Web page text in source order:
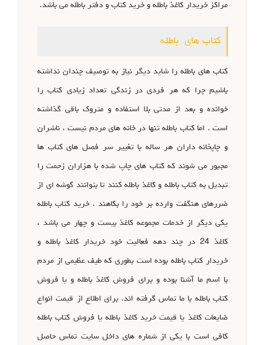
مراکز خریدار کاغذ باطله و خرید کتاب و دفتر باطله می باشد.
کتاب های باطله
کتاب های باطله را شاید دیگر نیاز به توصیف چندان نداشته
باشیم چرا که هر فردی در زندگی تعداد زیادی کتاب را
خوانده و بعد از مدتی بلا استفاده و متروک باقی گذاشته
است . اما کتاب باطله تنها در خانه های مردم نیست ، ناشران
و چاپخانه داران هر ساله با تغییر سر فصل های کتاب ها
مجبور می شوند که کتاب های چاپ شده با هزاران زحمت را
تبدیل به کتاب باطله و کاغذ باطله کنند تا بتوانند گوشه ای از
ضررهای هنگفت وارده بر خود را بکاهند . خرید کتاب باطله
یکی دیگر از خدمات مجموعه کاغذ بیست و چهار می باشد ،
کاغذ 24 در چند دهه فعالیت خود خریدار کاغذ باطله و
خریدار کتاب باطله بوده است بطوری که طیف عظیمی از مردم
با اسم ما آشنا بوده و برای فروش کاغذ باطله و یا فروش
کتاب باطله با ما تماس گرفته اند. برای اطلاع از قیمت انواع
ضایعات کاغذ یا قیمت خرید کاغذ باطله یا فروش کتاب باطله
کافی است با یکی از شماره های داخل سایت تماس حاصل